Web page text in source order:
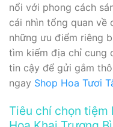
nổi với phong cách
cái nhìn tổng quan về
những ưu điểm riêng
tìm kiếm địa chỉ cung
tin cậy để gửi gắm
ngay Shop Hoa Tươi
Tiêu chí chọn tiệm